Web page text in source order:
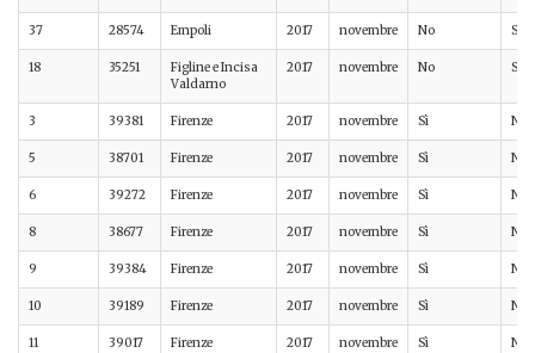
37 28574 Empoli 2017 novembre No Sì
18 35251
Figline e Incisa
Valdarno
2017 novembre No Sì
3 39381 Firenze 2017 novembre Sì No
5 38701 Firenze 2017 novembre Sì No
6 39272 Firenze 2017 novembre Sì No
8 38677 Firenze 2017 novembre Sì No
9 39384 Firenze 2017 novembre Sì No
10 39189 Firenze 2017 novembre Sì No
11 39017 Firenze 2017 novembre Sì No